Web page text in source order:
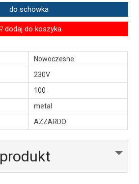
do schowka
dodaj do koszyka
Nowoczesne
230V
100
metal
AZZARDO